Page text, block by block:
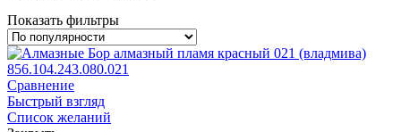
Показать фильтры
Сравнение
Быстрый взгляд
Список желаний